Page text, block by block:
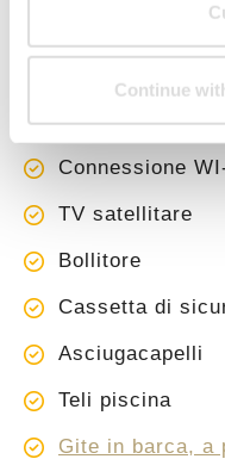
Continue
SERVIZI A
Sistema di
Connessione
TV satellitare
Bollitore
Cassetta di
Asciugacapelli
Teli piscina
Gite in barca, a